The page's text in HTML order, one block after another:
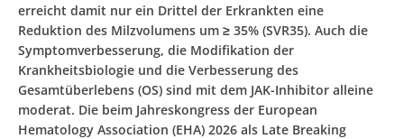
erreicht damit nur ein Drittel der Erkrankten eine
Reduktion des Milzvolumens um ≥ 35% (SVR35). Auch die
Symptomverbesserung, die Modifikation der
Krankheitsbiologie und die Verbesserung des
Gesamtüberlebens (OS) sind mit dem JAK-Inhibitor alleine
moderat. Die beim Jahreskongress der European
Hematology Association (EHA) 2026 als Late Breaking